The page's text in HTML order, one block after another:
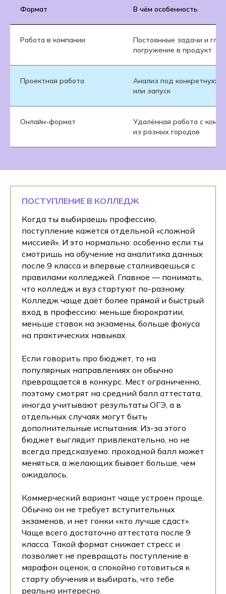
Формат В чём особенность
Работа в компании
Постоянные задачи и
погружение в продукт
Проектная работа
Анализ под конкретную
или запуск
Онлайн-формат
Удалённая работа с
из разных городов
ПОСТУПЛЕНИЕ В КОЛЛЕДЖ
Когда ты выбираешь профессию,
поступление кажется отдельной «сложной
миссией». И это нормально: особенно если ты
смотришь на обучение на аналитика данных
после 9 класса и впервые сталкиваешься с
правилами колледжей. Главное — понимать,
что колледж и вуз стартуют по-разному.
Колледж чаще даёт более прямой и быстрый
вход в профессию: меньше бюрократии,
меньше ставок на экзамены, больше фокуса
на практических навыках.
Если говорить про бюджет, то на
популярных направлениях он обычно
превращается в конкурс. Мест ограниченно,
поэтому смотрят на средний балл аттестата,
иногда учитывают результаты ОГЭ, а в
отдельных случаях могут быть
дополнительные испытания. Из-за этого
бюджет выглядит привлекательно, но не
всегда предсказуемо: проходной балл может
меняться, а желающих бывает больше, чем
ожидалось.
Коммерческий вариант чаще устроен проще.
Обычно он не требует вступительных
экзаменов, и нет гонки «кто лучше сдаст».
Чаще всего достаточно аттестата после 9
класса. Такой формат снижает стресс и
позволяет не превращать поступление в
марафон оценок, а спокойно готовиться к
старту обучения и выбирать, что тебе
реально интересно.